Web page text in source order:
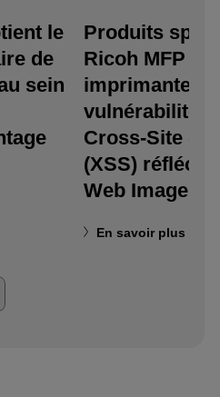
le
de
sein
Produits
Ricoh MFP et
imprimantes :
vulnérabilité
Cross-Site
(XSS) réfléchi
Web Image
En savoir plus